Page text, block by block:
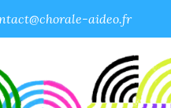
aideo.fr